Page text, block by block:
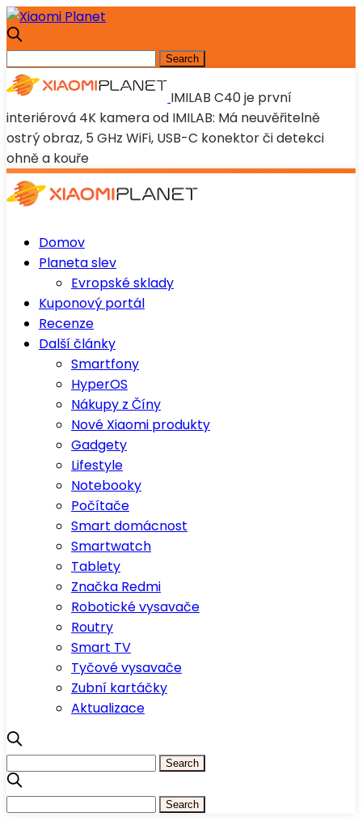
IMILAB C40 je první
interiérová 4K kamera od IMILAB: Má neuvěřitelně
ostrý obraz, 5 GHz WiFi, USB-C konektor či detekci
ohně a kouře
Domov
Planeta slev
Evropské sklady
Kuponový portál
Recenze
Další články
Smartfony
HyperOS
Nákupy z Číny
Nové Xiaomi produkty
Gadgety
Lifestyle
Notebooky
Počítače
Smart domácnost
Smartwatch
Tablety
Značka Redmi
Robotické vysavače
Routry
Smart TV
Tyčové vysavače
Zubní kartáčky
Aktualizace